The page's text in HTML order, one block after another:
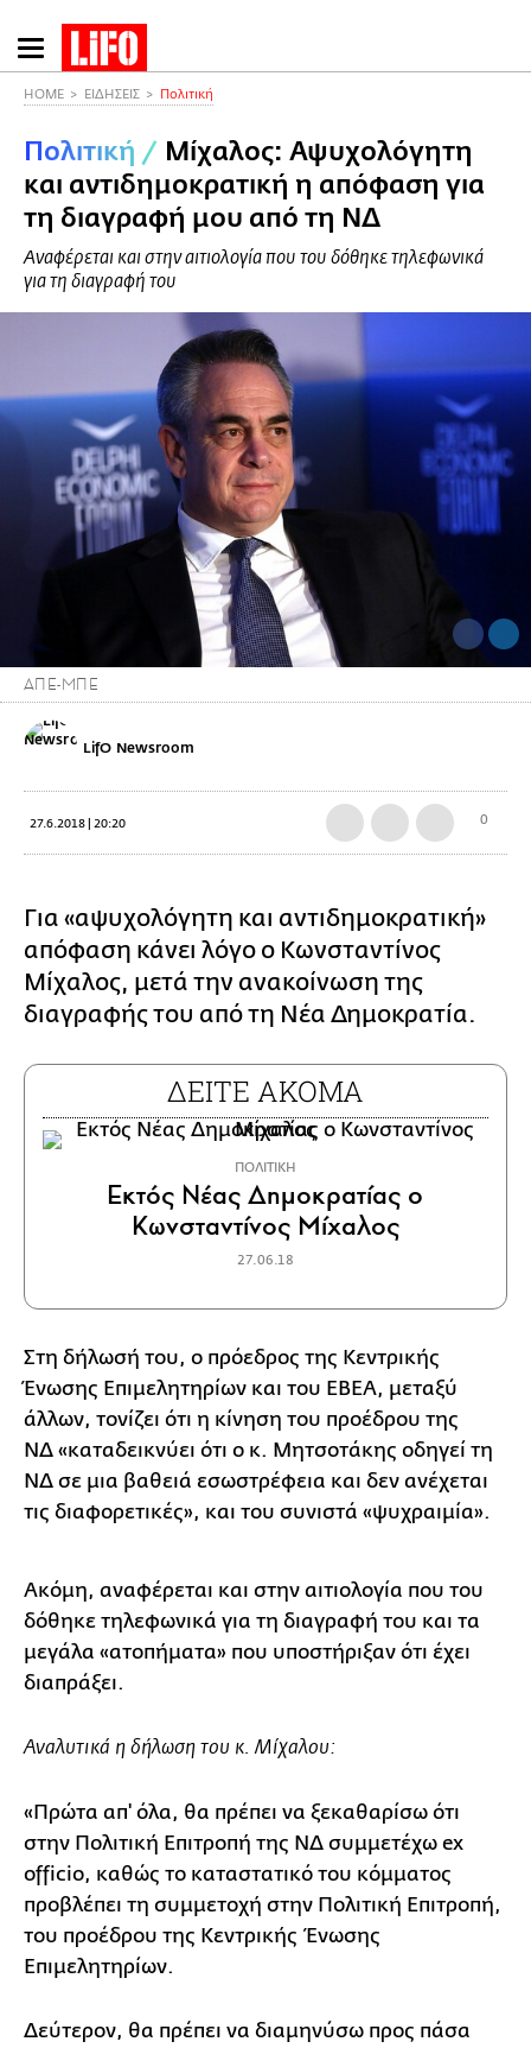
Παράκαμψη
προς
περιεχόμενο
HOME ΕΙΔΗΣΕΙΣ Πολιτική
Πολιτική / Μίχαλος: Αψυχολόγητη
και αντιδημοκρατική η απόφαση για
τη διαγραφή μου από τη ΝΔ
Αναφέρεται και στην αιτιολογία που του δόθηκε τηλεφωνικά
για τη διαγραφή του
ΑΠΕ-ΜΠΕ
LifO Newsroom
27.6.2018 | 20:20 0
Για «αψυχολόγητη και αντιδημοκρατική»
απόφαση κάνει λόγο ο Κωνσταντίνος
Μίχαλος, μετά την ανακοίνωση της
διαγραφής του από τη Νέα Δημοκρατία.
ΔΕΙΤΕ ΑΚΟΜΑ
ΠΟΛΙΤΙΚΗ
Εκτός Νέας Δημοκρατίας ο
Κωνσταντίνος Μίχαλος
27.06.18
Στη δήλωσή του, ο πρόεδρος της Κεντρικής
Ένωσης Επιμελητηρίων και του ΕΒΕΑ, μεταξύ
άλλων, τονίζει ότι η κίνηση του προέδρου της
ΝΔ «καταδεικνύει ότι ο κ. Μητσοτάκης οδηγεί τη
ΝΔ σε μια βαθειά εσωστρέφεια και δεν ανέχεται
τις διαφορετικές», και του συνιστά «ψυχραιμία».
Ακόμη, αναφέρεται και στην αιτιολογία που του
δόθηκε τηλεφωνικά για τη διαγραφή του και τα
μεγάλα «ατοπήματα» που υποστήριξαν ότι έχει
διαπράξει.
Αναλυτικά η δήλωση του κ. Μίχαλου:
«Πρώτα απ' όλα, θα πρέπει να ξεκαθαρίσω ότι
στην Πολιτική Επιτροπή της ΝΔ συμμετέχω ex
officio, καθώς το καταστατικό του κόμματος
προβλέπει τη συμμετοχή στην Πολιτική Επιτροπή,
του προέδρου της Κεντρικής Ένωσης
Επιμελητηρίων.
Δεύτερον, θα πρέπει να διαμηνύσω προς πάσα